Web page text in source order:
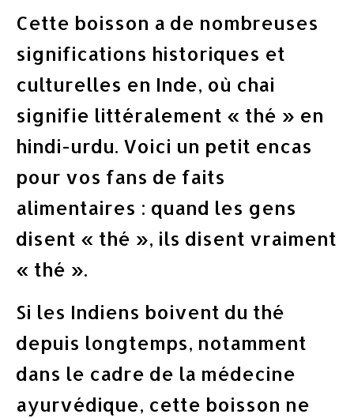
Cette boisson a de nombreuses
significations historiques et
culturelles en Inde, où chai
signifie littéralement « thé » en
hindi-urdu. Voici un petit encas
pour vos fans de faits
alimentaires : quand les gens
disent « thé », ils disent vraiment
« thé ».
Si les Indiens boivent du thé
depuis longtemps, notamment
dans le cadre de la médecine
ayurvédique, cette boisson ne